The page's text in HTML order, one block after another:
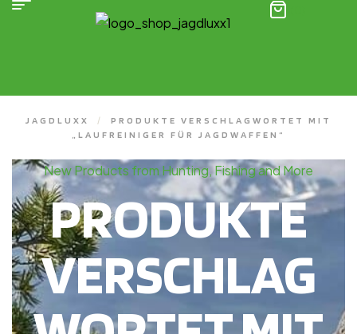
JAGDLUXX /
PRODUKTE VERSCHLAGWORTET MIT
„LAUFREINIGER FÜR JAGDWAFFEN“
New Products from Hunting, Fishing and More
PRODUKTE
VERSCHLAG